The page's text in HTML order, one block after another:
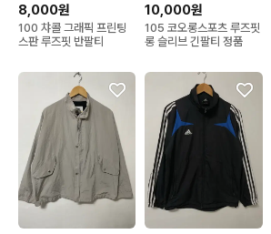
8,000원
100 챠콜 그래픽 프린팅
스판 루즈핏 반팔티
10,000원
105 코오롱스포츠 루즈핏
롱 슬리브 긴팔티 정품